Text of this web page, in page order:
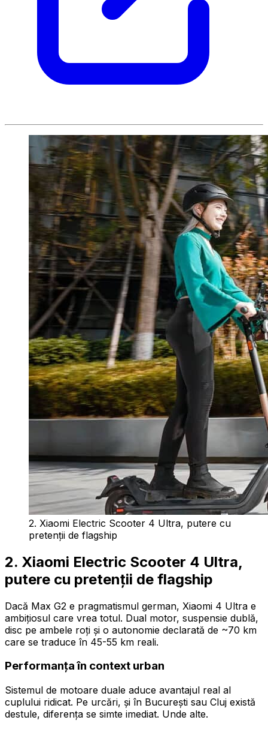
2. Xiaomi Electric Scooter 4 Ultra, putere cu
pretenții de flagship
2. Xiaomi Electric Scooter 4 Ultra,
putere cu pretenții de flagship
Dacă Max G2 e pragmatismul german, Xiaomi 4 Ultra e
ambițiosul care vrea totul. Dual motor, suspensie dublă,
disc pe ambele roți și o autonomie declarată de ~70 km
care se traduce în 45-55 km reali.
Performanța în context urban
Sistemul de motoare duale aduce avantajul real al
cuplului ridicat. Pe urcări, și în București sau Cluj există
destule, diferența se simte imediat. Unde alte.